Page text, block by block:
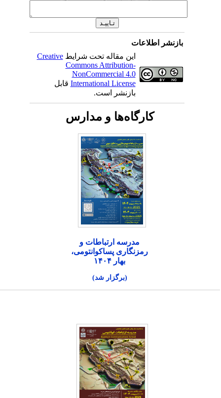
بازنشر اطلاعات
این مقاله تحت شرایطCreative
Commons Attribution-
NonCommercial 4.0
International Licenseقابل
بازنشر است.
کارگاه‌ها و مدارس
مدرسه ارتباطات و
رمزنگاری پساکوانتومی،
بهار ۱۴۰۴
(برگزار شد)